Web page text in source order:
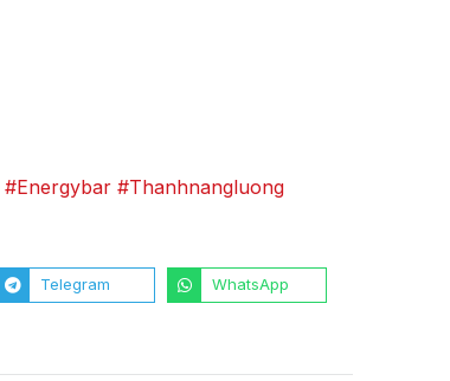
#Energybar #Thanhnangluong
Telegram WhatsApp